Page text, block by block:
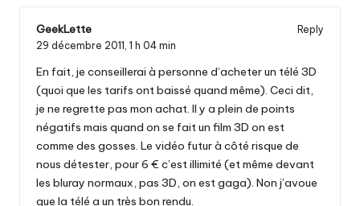
GeekLette
Reply
29 décembre 2011, 1 h 04 min
En fait, je conseillerai à personne d’acheter un télé 3D
(quoi que les tarifs ont baissé quand même). Ceci dit,
je ne regrette pas mon achat. Il y a plein de points
négatifs mais quand on se fait un film 3D on est
comme des gosses. Le vidéo futur à côté risque de
nous détester, pour 6 € c’est illimité (et même devant
les bluray normaux, pas 3D, on est gaga). Non j’avoue
que la télé a un très bon rendu.